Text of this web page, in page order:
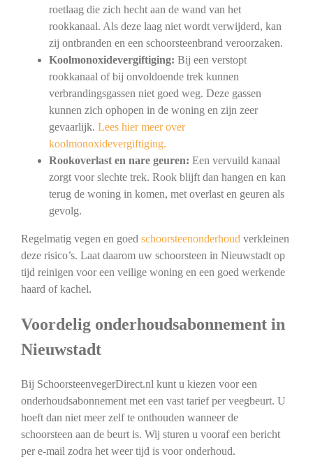
roetlaag die zich hecht aan de wand van het
rookkanaal. Als deze laag niet wordt verwijderd, kan
zij ontbranden en een schoorsteenbrand veroorzaken.
Koolmonoxidevergiftiging: Bij een verstopt
rookkanaal of bij onvoldoende trek kunnen
verbrandingsgassen niet goed weg. Deze gassen
kunnen zich ophopen in de woning en zijn zeer
gevaarlijk. Lees hier meer over
koolmonoxidevergiftiging.
Rookoverlast en nare geuren: Een vervuild kanaal
zorgt voor slechte trek. Rook blijft dan hangen en kan
terug de woning in komen, met overlast en geuren als
gevolg.
Regelmatig vegen en goed schoorsteenonderhoud verkleinen
deze risico’s. Laat daarom uw schoorsteen in Nieuwstadt op
tijd reinigen voor een veilige woning en een goed werkende
haard of kachel.
Voordelig onderhoudsabonnement in
Nieuwstadt
Bij SchoorsteenvegerDirect.nl kunt u kiezen voor een
onderhoudsabonnement met een vast tarief per veegbeurt. U
hoeft dan niet meer zelf te onthouden wanneer de
schoorsteen aan de beurt is. Wij sturen u vooraf een bericht
per e-mail zodra het weer tijd is voor onderhoud.